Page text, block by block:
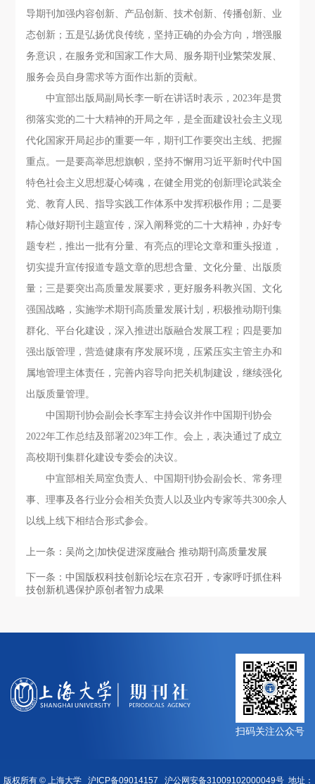
导期刊加强内容创新、产品创新、技术创新、传播创新、业
态创新；五是弘扬优良传统，坚持正确的办会方向，增强服
务意识，在服务党和国家工作大局、服务期刊业繁荣发展、
服务会员自身需求等方面作出新的贡献。
中宣部出版局副局长李一昕在讲话时表示，2023年是贯
彻落实党的二十大精神的开局之年，是全面建设社会主义现
代化国家开局起步的重要一年，期刊工作要突出主线、把握
重点。一是要高举思想旗帜，坚持不懈用习近平新时代中国
特色社会主义思想凝心铸魂，在健全用党的创新理论武装全
党、教育人民、指导实践工作体系中发挥积极作用；二是要
精心做好期刊主题宣传，深入阐释党的二十大精神，办好专
题专栏，推出一批有分量、有亮点的理论文章和重头报道，
切实提升宣传报道专题文章的思想含量、文化分量、出版质
量；三是要突出高质量发展要求，更好服务科教兴国、文化
强国战略，实施学术期刊高质量发展计划，积极推动期刊集
群化、平台化建设，深入推进出版融合发展工程；四是要加
强出版管理，营造健康有序发展环境，压紧压实主管主办和
属地管理主体责任，完善内容导向把关机制建设，继续强化
出版质量管理。
中国期刊协会副会长李军主持会议并作中国期刊协会
2022年工作总结及部署2023年工作。会上，表决通过了成立
高校期刊集群化建设专委会的决议。
中宣部相关局室负责人、中国期刊协会副会长、常务理
事、理事及各行业分会相关负责人以及业内专家等共300余人
以线上线下相结合形式参会。
上一条： 吴尚之|加快促进深度融合 推动期刊高质量发展
下一条：中国版权科技创新论坛在京召开，专家呼吁抓住科
技创新机遇保护原创者智力成果
扫码关注公众号
版权所有 © 上海大学 沪ICP备09014157 沪公网安备31009102000049号 地址：